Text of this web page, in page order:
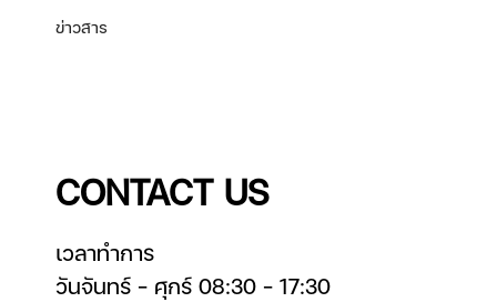
ข่าวสาร
CONTACT US
เวลาทำการ
วันจันทร์ – ศุกร์ 08:30 – 17:30